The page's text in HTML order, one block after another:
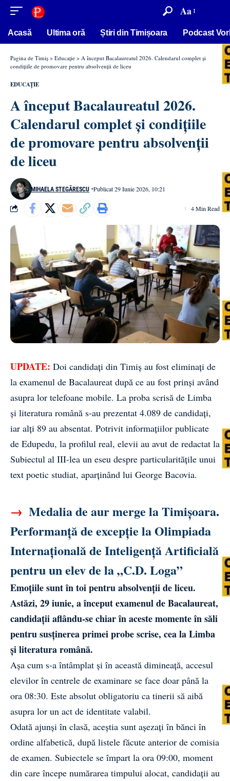
conținut Aa
Acasă Ultima oră Știri din Timișoara Podcast
Pagina de Timiș > Educație > A început Bacalaureatul 2026. Calendarul complet și
condițiile de promovare pentru absolvenții de liceu
EDUCAȚIE
A început Bacalaureatul 2026.
Calendarul complet și condițiile
de promovare pentru absolvenții
de liceu
MIHAELA STEGĂRESCU Publicat 29 Iunie 2026, 10:21
4 Min Read
UPDATE: Doi candidați din Timiș au fost eliminați de
la examenul de Bacalaureat după ce au fost prinși având
asupra lor telefoane mobile. La proba scrisă de Limba
și literatura română s-au prezentat 4.089 de candidați,
iar alți 89 au absentat. Potrivit informațiilor publicate
de Edupedu, la profilul real, elevii au avut de redactat la
Subiectul al III-lea un eseu despre particularitățile unui
text poetic studiat, aparținând lui George Bacovia.
→ Medalia de aur merge la Timișoara.
Performanță de excepție la Olimpiada
Internațională de Inteligență Artificială
pentru un elev de la „C.D. Loga”
Emoțiile sunt în toi pentru absolvenții de liceu.
Astăzi, 29 iunie, a început examenul de Bacalaureat,
candidații aflându-se chiar în aceste momente în săli
pentru susținerea primei probe scrise, cea la Limba
și literatura română.
Așa cum s-a întâmplat și în această dimineață, accesul
elevilor în centrele de examinare se face doar până la
ora 08:30. Este absolut obligatoriu ca tinerii să aibă
asupra lor un act de identitate valabil.
Odată ajunși în clasă, aceștia sunt așezați în bănci în
ordine alfabetică, după listele făcute anterior de comisia
de examen. Subiectele se împart la ora 09:00, moment
din care începe numărarea timpului alocat, candidații au